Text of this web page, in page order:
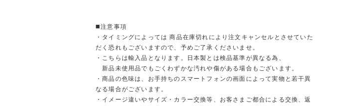
◼️注意事項
・タイミングによっては 商品在庫切れにより注文キャンセルとさせていた
だく恐れもございますので、予めご了承くださいませ。
・こちらは輸入品となります。日本製とは検品基準が異なる為、
新品未使用品でもごくわずかな汚れや傷がある場合もございます。
・商品の色味は、お手持ちのスマートフォンの画面によって実物と若干異
なる場合がございます。
・イメージ違いやサイズ・カラー交換等、お客さまご都合による交換、返